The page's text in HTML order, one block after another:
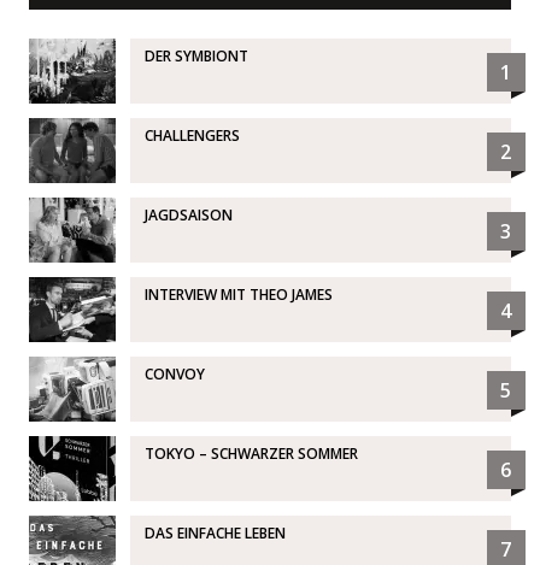
DER SYMBIONT
1
CHALLENGERS
2
JAGDSAISON
3
INTERVIEW MIT THEO JAMES
4
CONVOY
5
TOKYO – SCHWARZER SOMMER
6
DAS EINFACHE LEBEN
7